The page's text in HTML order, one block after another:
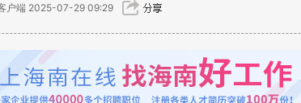
户端 2025-07-29 09:29